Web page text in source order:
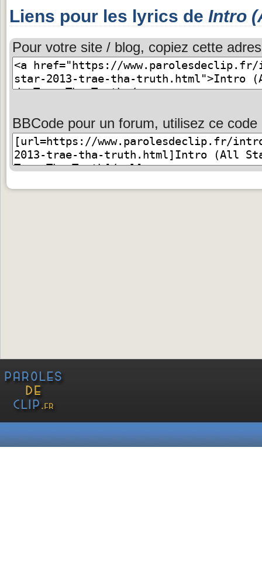
Liens pour les lyrics de Intro
Pour votre site / blog, copiez cette
BBCode pour un forum, utilisez ce code